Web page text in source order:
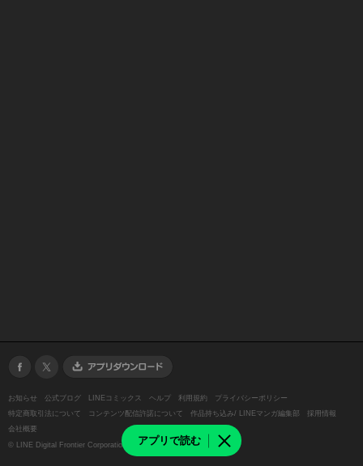
アプリで読む
お知らせ 公式ブログ LINEコミックス ヘルプ 利用規約
プライバシーポリシー
特定商取引法について
コンテンツ配信許諾について 作品持ち込み/ LINEマンガ編集部
採用情報
会社概要
© LINE Digital Frontier Corporation